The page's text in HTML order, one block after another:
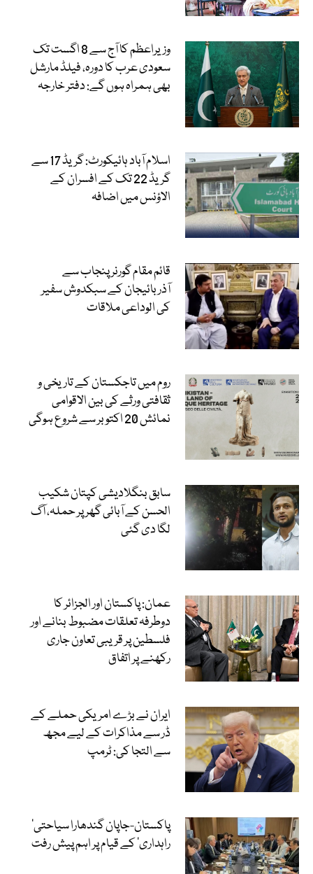
وزیراعظم کا آج سے 8 اگست تک
سعودی عرب کا دورہ، فیلڈ مارشل
بھی ہمراہ ہوں گے: دفتر خارجہ
اسلام آباد ہائیکورٹ: گریڈ 17 سے
گریڈ 22 تک کے افسران کے
الاؤنس میں اضافہ
قائم مقام گورنر پنجاب سے
آذربائیجان کے سبکدوش سفیر
کی الوداعی ملاقات
روم میں تاجکستان کے تاریخی و
ثقافتی ورثے کی بین الاقوامی
نمائش 20 اکتوبر سے شروع ہوگی
سابق بنگلادیشی کپتان شکیب
الحسن کے آبائی گھر پر حملہ، آگ
لگا دی گئی
عمان: پاکستان اور الجزائر کا
دوطرفہ تعلقات مضبوط بنانے اور
فلسطین پر قریبی تعاون جاری
رکھنے پر اتفاق
ایران نے بڑے امریکی حملے کے
ڈر سے مذاکرات کے لیے مجھ
سے التجا کی: ٹرمپ
‘پاکستان-جاپان گندھارا سیاحتی
راہداری’ کے قیام پر اہم پیش رفت